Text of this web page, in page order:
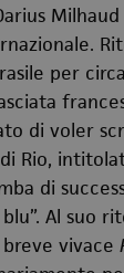
per
di voler
Rio,
di
Al suo
vivace